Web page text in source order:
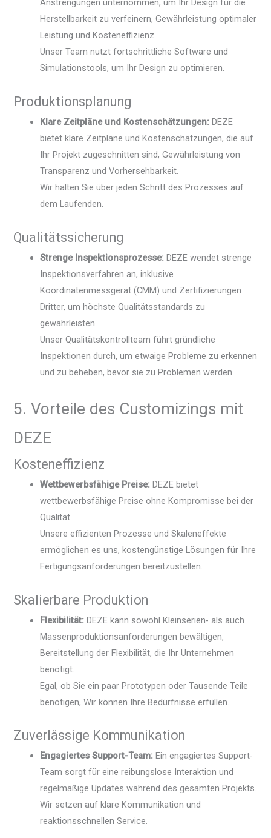
Anstrengungen unternommen, um Ihr Design für die
Herstellbarkeit zu verfeinern, Gewährleistung optimaler
Leistung und Kosteneffizienz.
Unser Team nutzt fortschrittliche Software und
Simulationstools, um Ihr Design zu optimieren.
Produktionsplanung
Klare Zeitpläne und Kostenschätzungen: DEZE
bietet klare Zeitpläne und Kostenschätzungen, die auf
Ihr Projekt zugeschnitten sind, Gewährleistung von
Transparenz und Vorhersehbarkeit.
Wir halten Sie über jeden Schritt des Prozesses auf
dem Laufenden.
Qualitätssicherung
Strenge Inspektionsprozesse: DEZE wendet strenge
Inspektionsverfahren an, inklusive
Koordinatenmessgerät (CMM) und Zertifizierungen
Dritter, um höchste Qualitätsstandards zu
gewährleisten.
Unser Qualitätskontrollteam führt gründliche
Inspektionen durch, um etwaige Probleme zu erkennen
und zu beheben, bevor sie zu Problemen werden.
5. Vorteile des Customizings mit
DEZE
Kosteneffizienz
Wettbewerbsfähige Preise: DEZE bietet
wettbewerbsfähige Preise ohne Kompromisse bei der
Qualität.
Unsere effizienten Prozesse und Skaleneffekte
ermöglichen es uns, kostengünstige Lösungen für Ihre
Fertigungsanforderungen bereitzustellen.
Skalierbare Produktion
Flexibilität: DEZE kann sowohl Kleinserien- als auch
Massenproduktionsanforderungen bewältigen,
Bereitstellung der Flexibilität, die Ihr Unternehmen
benötigt.
Egal, ob Sie ein paar Prototypen oder Tausende Teile
benötigen, Wir können Ihre Bedürfnisse erfüllen.
Zuverlässige Kommunikation
Engagiertes Support-Team: Ein engagiertes Support-
Team sorgt für eine reibungslose Interaktion und
regelmäßige Updates während des gesamten Projekts.
Wir setzen auf klare Kommunikation und
reaktionsschnellen Service.